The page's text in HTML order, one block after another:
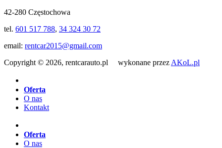
42-280 Częstochowa
tel. 601 517 788, 34 324 30 72
email: rentcar2015@gmail.com
Copyright © 2026, rentcarauto.pl wykonane przez AKoL.pl
Oferta
O nas
Kontakt
Oferta
O nas